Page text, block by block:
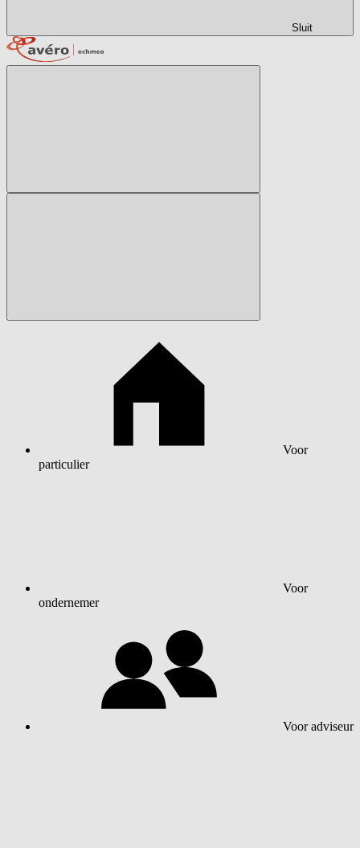
Sluit
Voor
particulier
Voor
ondernemer
Voor adviseur